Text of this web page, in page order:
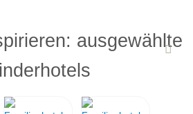
ausgewählte